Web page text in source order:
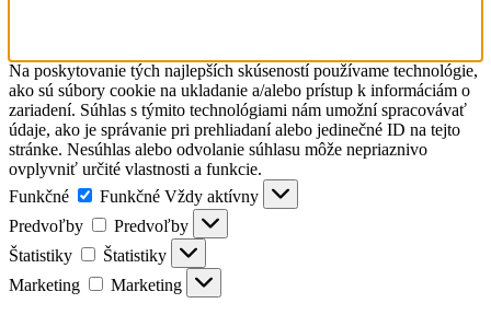
Na poskytovanie tých najlepších skúseností používame technológie,
ako sú súbory cookie na ukladanie a/alebo prístup k informáciám o
zariadení. Súhlas s týmito technológiami nám umožní spracovávať
údaje, ako je správanie pri prehliadaní alebo jedinečné ID na tejto
stránke. Nesúhlas alebo odvolanie súhlasu môže nepriaznivo
ovplyvniť určité vlastnosti a funkcie.
Funkčné
Funkčné Vždy aktívny
Predvoľby
Predvoľby
Štatistiky
Štatistiky
Marketing
Marketing